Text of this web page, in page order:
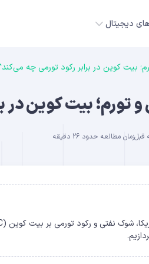
دیجیتال
ADA
بیت کوین در برابر رکود تورمی چه
تورم؛ بیت کوین در
زمان مطالعه حدود 26 دقیقه